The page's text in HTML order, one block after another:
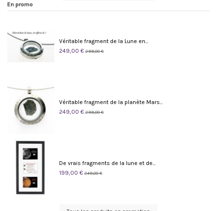
En promo
Véritable fragment de la Lune en...
249,00 € 299,00 €
Véritable fragment de la planète Mars...
249,00 € 299,00 €
De vrais fragments de la lune et de...
199,00 € 249,00 €